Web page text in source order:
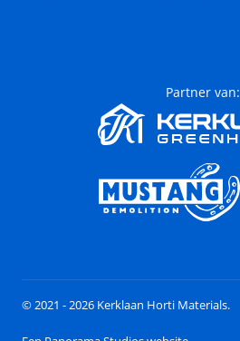
Partner van:
© 2021 - 2026 Kerklaan Horti Materials.